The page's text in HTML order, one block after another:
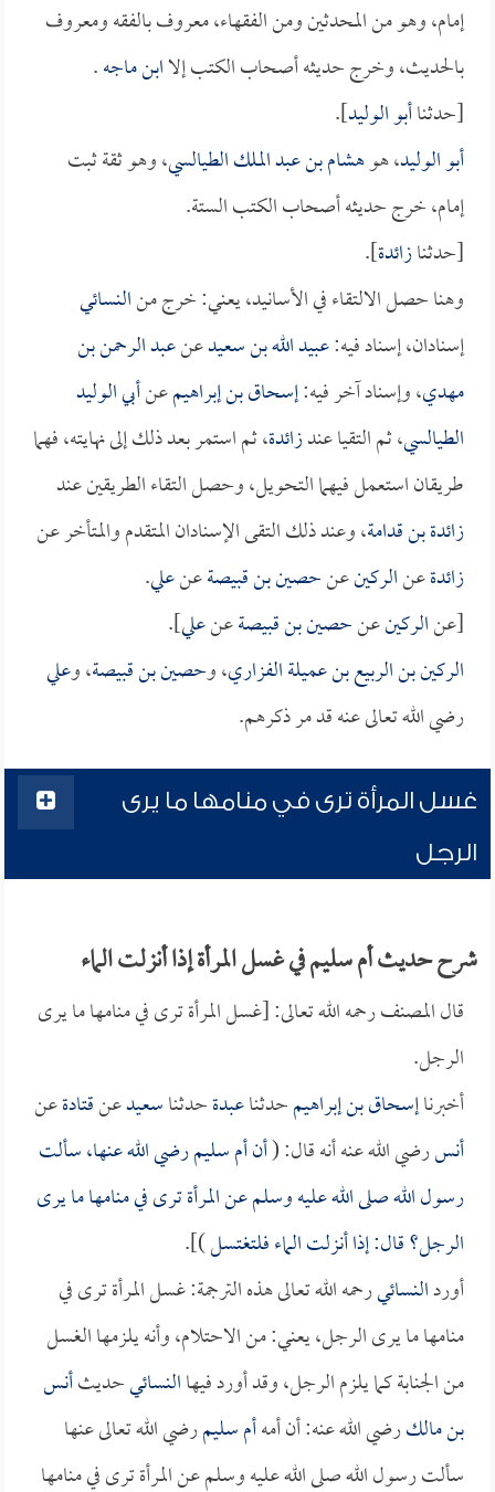
إمام، وهو من المحدثين ومن الفقهاء، معروف بالفقه ومعروف
بالحديث، وخرج حديثه أصحاب الكتب إلاابن ماجه.
[حدثناأبو الوليد].
أبو الوليد، هوهشام بن عبد الملك الطيالسي، وهو ثقة ثبت
إمام، خرج حديثه أصحاب الكتب الستة.
[حدثنازائدة].
وهنا حصل الالتقاء في الأسانيد، يعني: خرج منالنسائي
إسنادان، إسناد فيه:عبيد الله بن سعيدعنعبد الرحمن بن
مهدي، وإسناد آخر فيه:إسحاق بن إبراهيمعنأبي الوليد
الطيالسي، ثم التقيا عندزائدة، ثم استمر بعد ذلك إلى نهايته، فهما
طريقان استعمل فيهما التحويل، وحصل التقاء الطريقين عند
زائدة بن قدامة، وعند ذلك التقى الإسنادان المتقدم والمتأخر عن
زائدةعنالركينعنحصين بن قبيصةعنعلي.
[عنالركينعنحصين بن قبيصةعنعلي].
الركين بن الربيع بن عميلة الفزاري، وحصين بن قبيصة، وعلي
رضي الله تعالى عنه قد مر ذكرهم.
غسل المرأة ترى في منامها ما يرى
الرجل
شرح حديث أم سليم في غسل المرأة إذا أنزلت الماء
قال المصنف رحمه الله تعالى: [غسل المرأة ترى في منامها ما يرى
الرجل.
أخبرناإسحاق بن إبراهيمحدثناعبدةحدثناسعيدعنقتادةعن
أنسرضي الله عنه أنه قال: (أنأم سليمرضي الله عنها، سألت
رسول الله صلى الله عليه وسلم عن المرأة ترى في منامها ما يرى
الرجل؟ قال: إذا أنزلت الماء فلتغتسل)].
أوردالنسائيرحمه الله تعالى هذه الترجمة: غسل المرأة ترى في
منامها ما يرى الرجل، يعني: من الاحتلام، وأنه يلزمها الغسل
من الجنابة كما يلزم الرجل، وقد أورد فيهاالنسائيحديثأنس
بن مالكرضي الله عنه: أن أمهأم سليمرضي الله تعالى عنها
سألت رسول الله صلى الله عليه وسلم عن المرأة ترى في منامها